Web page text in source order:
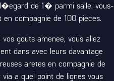
de 1� parmi salle, vous-
compagnie de 100 pieces.
gouts amenee, vous allez
dans avec leurs davantage
aretes en compagnie de
a quel point de lignes vous